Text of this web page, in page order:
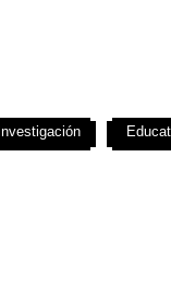
Investigación